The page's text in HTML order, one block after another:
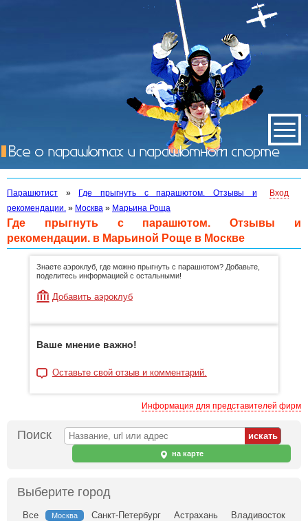
Парашютист »
Где прыгнуть с парашютом. Отзывы и
рекомендации. » Москва » Марьина Роща
Вход
Где прыгнуть с парашютом. Отзывы и
рекомендации. в Марьиной Роще в Москве
Знаете аэроклуб, где можно прыгнуть с парашютом? Добавьте,
поделитесь информацией с остальными!
Добавить аэроклуб
Ваше мнение важно!
Оставьте свой отзыв и комментарий.
Информация для представителей фирм
Поиск
на карте
Выберите город
Все Москва Санкт-Петербург Астрахань
Владивосток